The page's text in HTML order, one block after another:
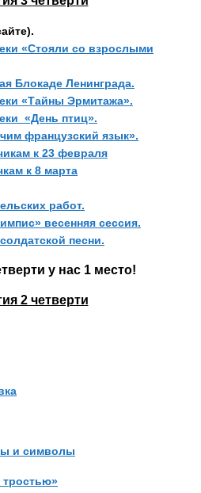
«Стояли со взрослыми
Блокаде Ленинграда.
«Тайны Эрмитажа».
«День птиц».
французский язык».
к 23 февраля
к 8 марта
работ.
весенняя сессия.
песни.
у нас 1 место!
2 четверти
и символы